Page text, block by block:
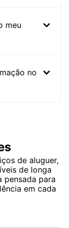
meu
no
de aluguer,
de longa
pensada para
em cada